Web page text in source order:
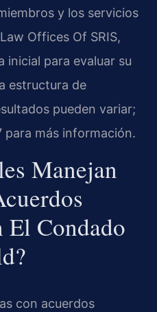
y los servicios
Offices Of SRIS,
inicial para evaluar su
estructura de
pueden variar;
para más información.
Manejan
El Condado
con acuerdos